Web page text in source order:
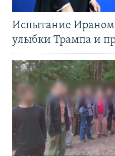
Испытание
улыбки Трампа и